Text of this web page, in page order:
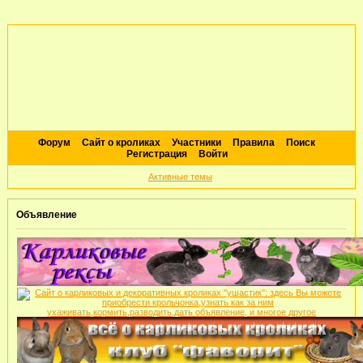
Форум Сайт о кроликах Участники Правила
Поиск
Регистрация
Войти
Активные темы
Объявление